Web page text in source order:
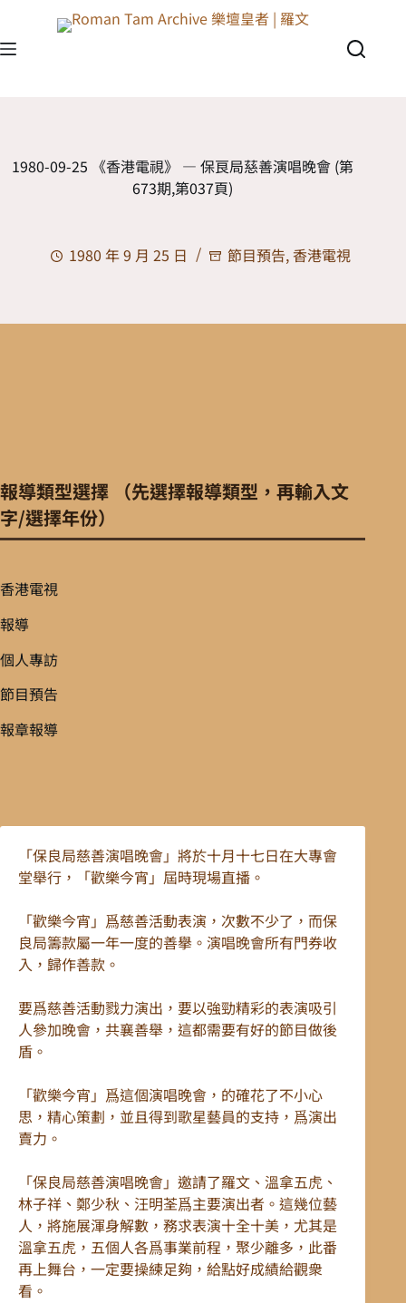
1980-09-25 《香港電視》 — 保良局慈善演唱晚會 (第
673期,第037頁)
1980 年 9 月 25 日 節目預告, 香港電視
「保良局慈善演唱晚會」將於十月十七日在大專會
堂舉行，「歡樂今宵」屆時現場直播。
「歡樂今宵」爲慈善活動表演，次數不少了，而保
良局籌款屬一年一度的善擧。演唱晚會所有門券收
入，歸作善款。
要爲慈善活動戮力演出，要以強勁精彩的表演吸引
人參加晚會，共襄善舉，這都需要有好的節目做後
盾。
「歡樂今宵」爲這個演唱晚會，的確花了不小心
思，精心策劃，並且得到歌星藝員的支持，爲演出
賣力。
「保良局慈善演唱晚會」邀請了羅文、溫拿五虎、
林子祥、鄭少秋、汪明荃爲主要演出者。這幾位藝
人，將施展渾身解數，務求表演十全十美，尤其是
溫拿五虎，五個人各爲事業前程，聚少離多，此番
再上舞台，一定要操練足夠，給點好成績給觀衆
看。
報導類型選擇 （先選擇報導類型，再輸入文
字/選擇年份）
香港電視
報導
個人專訪
節目預告
報章報導